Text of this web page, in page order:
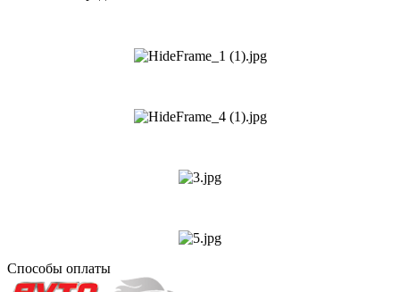
Способы оплаты